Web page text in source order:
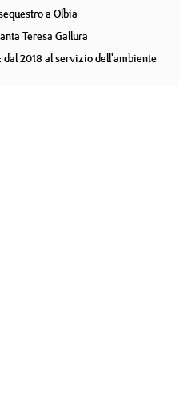
a Olbia
Teresa Gallura
2018 al servizio dell'ambiente